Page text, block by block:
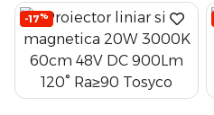
-17%